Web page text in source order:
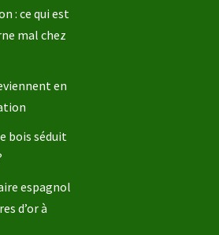
: ce qui est
mal chez
en
bois séduit
espagnol
d’or à